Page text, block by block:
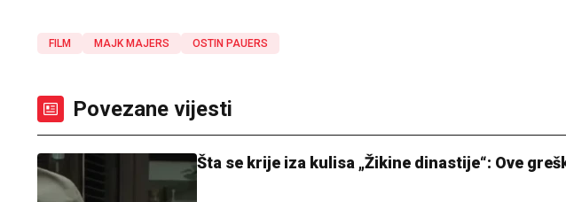
FILM MAJK MAJERS OSTIN PAUERS
Povezane vijesti
Šta se krije iza kulisa „Žikine dinastije“: Ove